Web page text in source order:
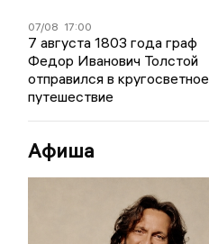
07/08 17:00
7 августа 1803 года граф
Федор Иванович Толстой
отправился в кругосветное
путешествие
Афиша